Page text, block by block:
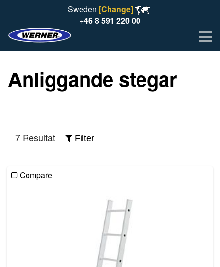
Sweden [Change]
+46 8 591 220 00
Anliggande stegar
7 Resultat Filter
Compare